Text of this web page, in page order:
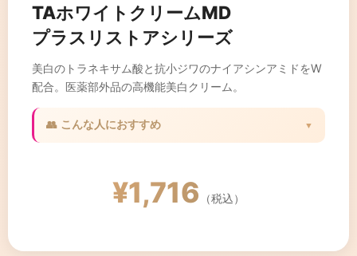
TAホワイトクリームMD
プラスリストアシリーズ
美白のトラネキサム酸と抗小ジワのナイアシンアミドをW
配合。医薬部外品の高機能美白クリーム。
👥 こんな人におすすめ ▼
✓ ハリのある肌を保ちたい方
✓ 高機能スキンケアを求める方
¥1,716 （税込）